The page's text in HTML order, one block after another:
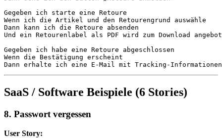
Gegeben
Wenn
Dann
Und
ein Retourenlabel als PDF wird zum Download
Gegeben
Wenn
Dann erhalte ich eine E-Mail mit Tracking-Informationen
SaaS / Software Beispiele (6 Stories)
8. Passwort vergessen
User Story: